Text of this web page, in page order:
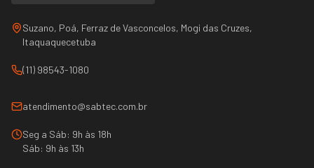
Suzano, Poá, Ferraz de Vasconcelos, Mogi das Cruzes,
Itaquaquecetuba
(11) 98543-1080
atendimento@sabtec.com.br
Seg a Sáb: 9h às 18h
Sáb: 9h às 13h